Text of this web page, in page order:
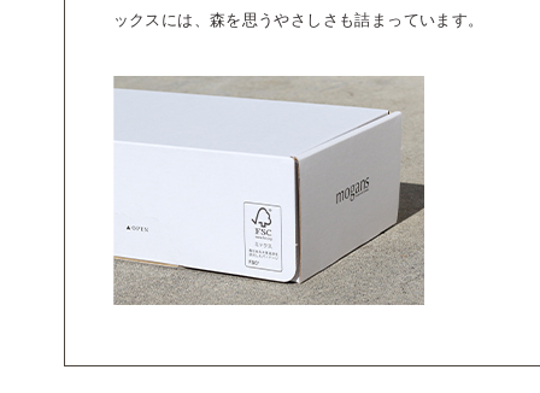
ックスには、森を思うやさしさも詰まっています。